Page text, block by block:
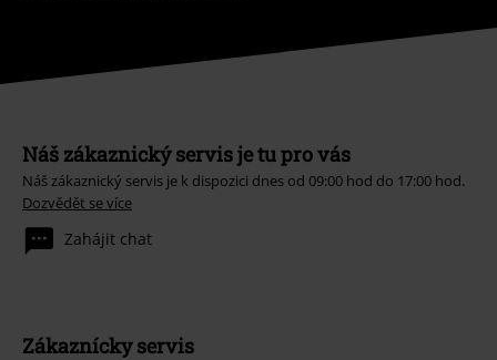
Náš zákaznický servis je tu pro vás
Náš zákaznický servis je k dispozici dnes od 09:00 hod do 17:00 hod.
Dozvědět se více
Zahájit chat
Zákaznícky servis